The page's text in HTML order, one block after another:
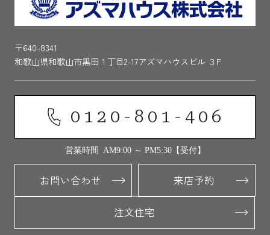
〒640-8341
和歌山県和歌山市黒田１丁目2-17アズマハウスビル ３F
0120-801-406
営業時間 AM9:00 ～ PM5:30【受付】
お問い合わせ 来店予約
注文住宅